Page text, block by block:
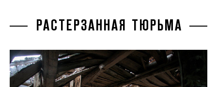
РАСТЕРЗАННАЯ ТЮРЬМА